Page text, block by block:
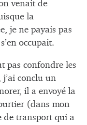
venait de
la
je ne payais pas
occupait.
pas confondre les
j’ai conclu un
il a envoyé la
(dans mon
de transport qui a